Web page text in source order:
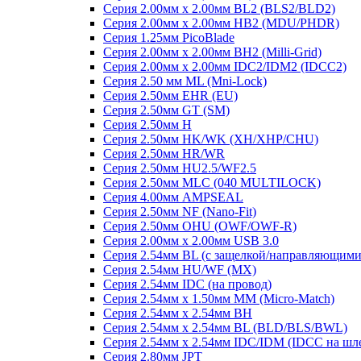
Серия 2.00мм x 2.00мм BL2 (BLS2/BLD2)
Серия 2.00мм x 2.00мм HB2 (MDU/PHDR)
Серия 1.25мм PicoBlade
Серия 2.00мм х 2.00мм BH2 (Milli-Grid)
Серия 2.00мм х 2.00мм IDC2/IDM2 (IDCC2)
Серия 2.50 мм ML (Mni-Lock)
Серия 2.50мм EHR (EU)
Серия 2.50мм GT (SM)
Серия 2.50мм H
Серия 2.50мм HK/WK (XH/XHP/CHU)
Серия 2.50мм HR/WR
Серия 2.50мм HU2.5/WF2.5
Серия 2.50мм MLC (040 MULTILOCK)
Серия 4.00мм AMPSEAL
Серия 2.50мм NF (Nano-Fit)
Серия 2.50мм OHU (OWF/OWF-R)
Серия 2.00мм x 2.00мм USB 3.0
Серия 2.54мм BL (с защелкой/
Серия 2.54мм HU/WF (MX)
Серия 2.54мм IDC (на провод)
Серия 2.54мм х 1.50мм MM (Micro-Match)
Серия 2.54мм х 2.54мм BH
Серия 2.54мм х 2.54мм BL (BLD/BLS/BWL)
Серия 2.54мм х 2.54мм IDC/IDM (IDCC на
Серия 2.80мм JPT